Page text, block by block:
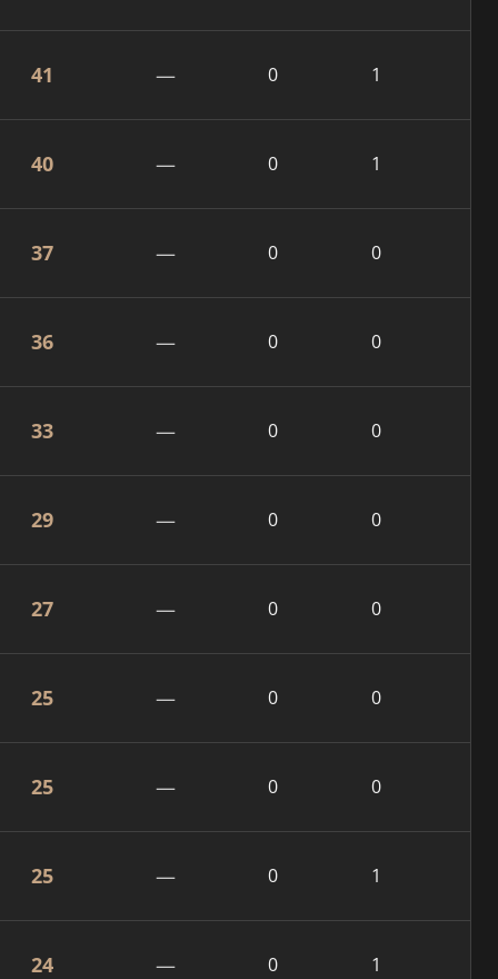
41 — 0 1
40 — 0 1
37 — 0 0
36 — 0 0
33 — 0 0
29 — 0 0
27 — 0 0
25 — 0 0
25 — 0 0
25 — 0 1
24 — 0 1